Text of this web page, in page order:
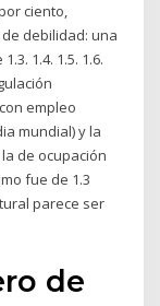
ciento,
debilidad: una
1.4. 1.5. 1.6.
empleo
mundial) y la
de ocupación
fue de 1.3
parece ser
de